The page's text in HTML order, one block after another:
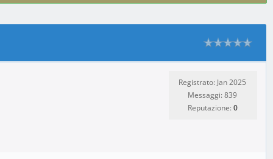
Registrato: Jan 2025
Messaggi: 839
Reputazione: 0